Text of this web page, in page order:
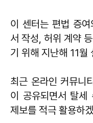
이 센터는 편법 증여
서 작성, 허위 계약
기 위해 지난해 11월
최근 온라인 커뮤니
이 공유되면서 탈세
제보를 적극 활용하